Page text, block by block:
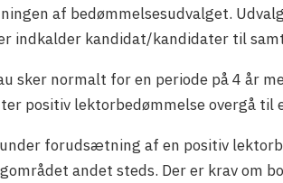
af bedømmelsesudvalget.
indkalder kandidat/kandidater til
sker normalt for en periode på 4 år
positiv lektorbedømmelse overgå til
forudsætning af en positiv
andet steds. Der er krav om